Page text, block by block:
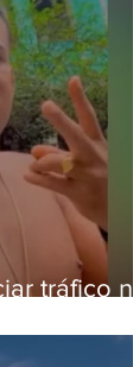
tráfico na